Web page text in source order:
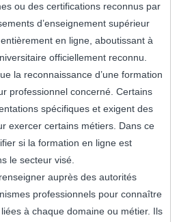
ou des certifications reconnus par
d’enseignement supérieur
en ligne, aboutissant à
officiellement reconnu.
la reconnaissance d’une formation
professionnel concerné. Certains
spécifiques et exigent des
exercer certains métiers. Dans ce
si la formation en ligne est
le secteur visé.
auprès des autorités
professionnels pour connaître
à chaque domaine ou métier. Ils